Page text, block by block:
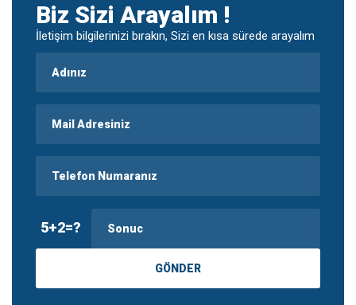
Biz Sizi Arayalım !
İletişim bilgilerinizi bırakın, Sizi en kısa sürede arayalım
5 + 2 = ?